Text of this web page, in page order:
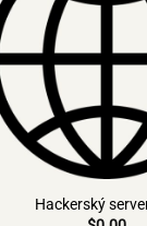
Hackerský